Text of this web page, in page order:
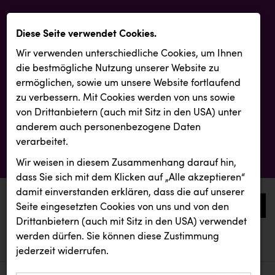
0
aktuelle aussendungen
aktuelle aussendungen
Diese Seite verwendet Cookies.
Wir verwenden unterschiedliche Cookies, um Ihnen
die best­mögliche Nutzung unserer Website zu
ermöglichen, sowie um unsere Website fortlaufend
zu verbessern. Mit Cookies werden von uns sowie
von Drittanbietern (auch mit Sitz in den USA) unter
anderem auch personenbezogene Daten
verarbeitet.
Wir weisen in diesem Zusammenhang darauf hin,
dass Sie sich mit dem Klicken auf „Alle akzeptieren“
damit ein­ver­standen erklären, dass die auf unserer
Seite eingesetzten Cookies von uns und von den
Drittanbietern (auch mit Sitz in den USA) verwendet
werden dürfen. Sie können diese Zustimmung
jederzeit widerrufen.